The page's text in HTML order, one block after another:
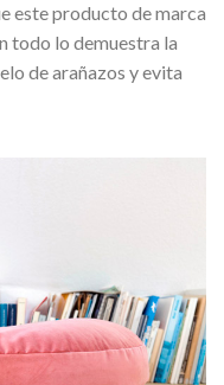
este producto de marca
todo lo demuestra la
de arañazos y evita